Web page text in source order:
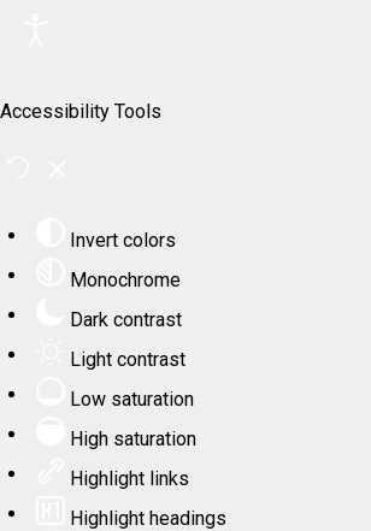
Accessibility Tools
Invert colors
Monochrome
Dark contrast
Light contrast
Low saturation
High saturation
Highlight links
Highlight headings